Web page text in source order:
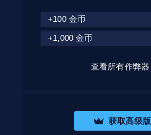
+100 金币
+1,000 金币
查看所有作弊器
获取高级版